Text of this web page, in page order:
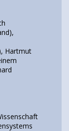
Hartmut